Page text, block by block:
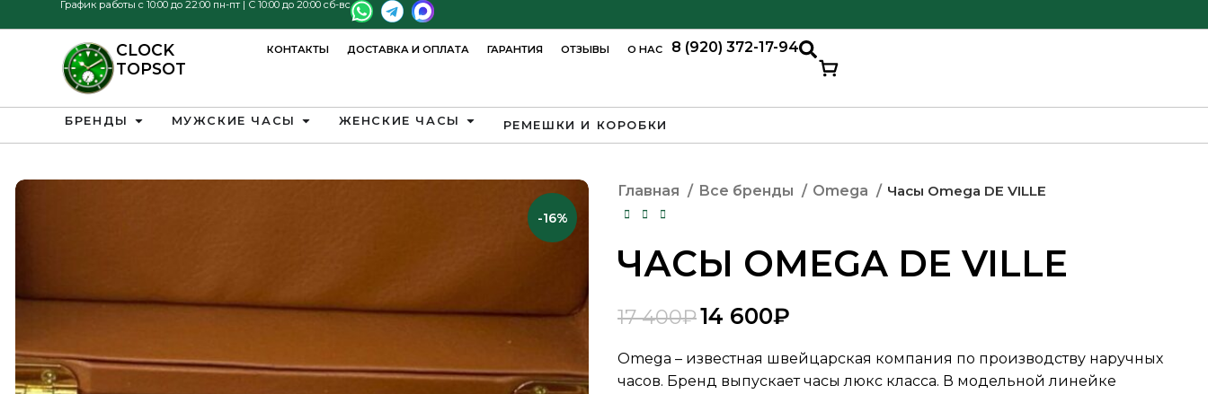
График работы с 10:00 до 22:00 пн-пт | С 10:00 до 20:00 сб-вс
CLOCK
TOPSOT
КОНТАКТЫ ДОСТАВКА И ОПЛАТА ГАРАНТИЯ ОТЗЫВЫ О НАС 8 (920) 372-17-94
БРЕНДЫ МУЖСКИЕ ЧАСЫ ЖЕНСКИЕ ЧАСЫ РЕМЕШКИ И КОРОБКИ
-16%
Главная Все бренды Omega Часы Omega DE VILLE
ЧАСЫ OMEGA DE VILLE
17 400₽14 600₽
Omega – известная швейцарская компания по производству наручных
часов. Бренд выпускает часы люкс класса. В модельной линейке